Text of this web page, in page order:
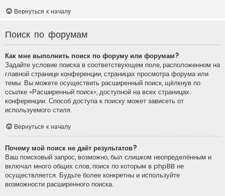
Вернуться к началу
Поиск по форумам
Как мне выполнить поиск по форуму или форумам?
Задайте условие поиска в соответствующем поле, расположенном на
главной странице конференции, страницах просмотра форума или
темы. Вы можете осуществить расширенный поиск, щёлкнув по
ссылке «Расширенный поиск», доступной на всех страницах
конференции. Способ доступа к поиску может зависеть от
используемого стиля.
Вернуться к началу
Почему мой поиск не даёт результатов?
Ваш поисковый запрос, возможно, был слишком неопределённым и
включал много общих слов, поиск по которым в phpBB не
осуществляется. Будьте более конкретны и используйте
возможности расширенного поиска.